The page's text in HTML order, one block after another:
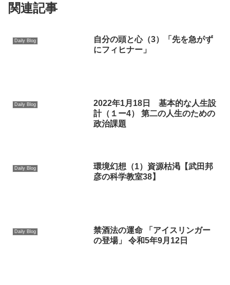
関連記事
Daily Blog
自分の頭と心（3）「先を急がず
にフィヒナー」
Daily Blog
2022年1月18日 基本的な人生設
計（１ー4） 第二の人生のための
政治課題
Daily Blog
環境幻想（1）資源枯渇【武田邦
彦の科学教室38】
Daily Blog
禁酒法の運命 「アイスリンガー
の登場」 令和5年9月12日